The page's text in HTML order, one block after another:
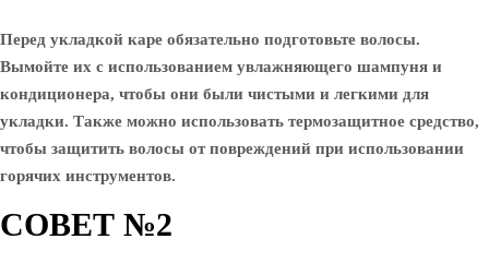
Перед укладкой каре обязательно подготовьте волосы.
Вымойте их с использованием увлажняющего шампуня и
кондиционера, чтобы они были чистыми и легкими для
укладки. Также можно использовать термозащитное средство,
чтобы защитить волосы от повреждений при использовании
горячих инструментов.
СОВЕТ №2